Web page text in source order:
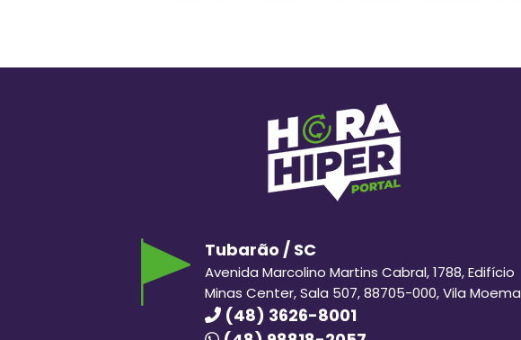
Tubarão / SC
Avenida Marcolino Martins Cabral, 1788, Edifício
Minas Center, Sala 507, 88705-000, Vila Moema
(48) 3626-8001